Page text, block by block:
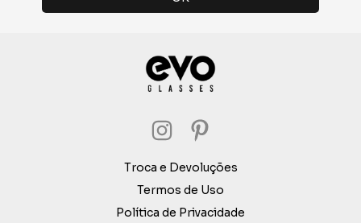
Troca e Devoluções
Termos de Uso
Política de Privacidade